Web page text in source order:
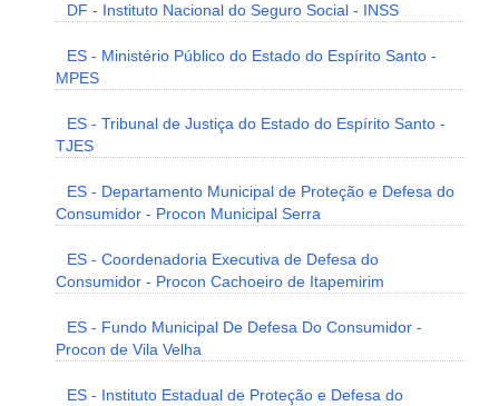
DF - Instituto Nacional do Seguro Social - INSS
ES - Ministério Público do Estado do Espírito Santo -
MPES
ES - Tribunal de Justiça do Estado do Espírito Santo -
TJES
ES - Departamento Municipal de Proteção e Defesa do
Consumidor - Procon Municipal Serra
ES - Coordenadoria Executiva de Defesa do
Consumidor - Procon Cachoeiro de Itapemirim
ES - Fundo Municipal De Defesa Do Consumidor -
Procon de Vila Velha
ES - Instituto Estadual de Proteção e Defesa do